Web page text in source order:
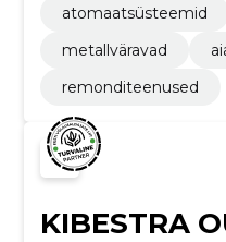
atomaatsüsteemid
metallväravad
remonditeenused
KIBESTRA